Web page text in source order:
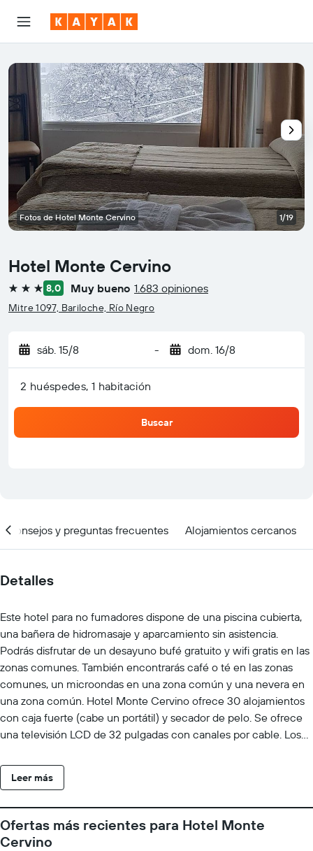
Hotel Monte Cervino
3 estrellas
8,0 Muy bueno 1.683 opiniones
Mitre 1097, Bariloche, Río Negro
sáb. 15/8 - dom. 16/8
2 huéspedes, 1 habitación
Buscar
Fotos de Hotel Monte Cervino 1/19
Consejos y preguntas frecuentes Alojamientos cercanos
Detalles
Este hotel para no fumadores dispone de una piscina cubierta,
una bañera de hidromasaje y aparcamiento sin asistencia.
Podrás disfrutar de un desayuno bufé gratuito y wifi gratis en las
zonas comunes. También encontrarás café o té en las zonas
comunes, un microondas en una zona común y una nevera en
una zona común. Hotel Monte Cervino ofrece 30 alojamientos
con caja fuerte (cabe un portátil) y secador de pelo. Se ofrece
una televisión LCD de 32 pulgadas con canales por cable. Los
artículos de higiene personal gratuitos. Se ofrece servicio de
limpieza todos los días. En el alojamiento hay piscina cubierta y
hidromasaje de niños menores de 15 años sin la supervisión de
un adulto. Se pueden practicar las actividades de ocio y
Leer más
Ofertas más recientes para Hotel Monte
Cervino